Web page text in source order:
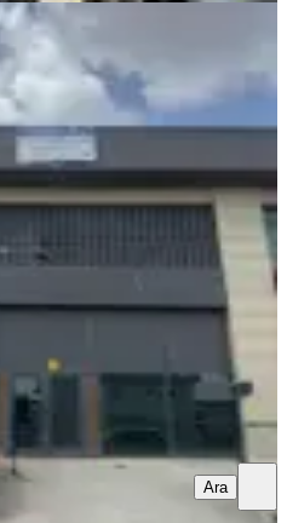
1.500 M2 Kiralık
Macun Mahallesi
Düz Giriş (Zemin)
Ara